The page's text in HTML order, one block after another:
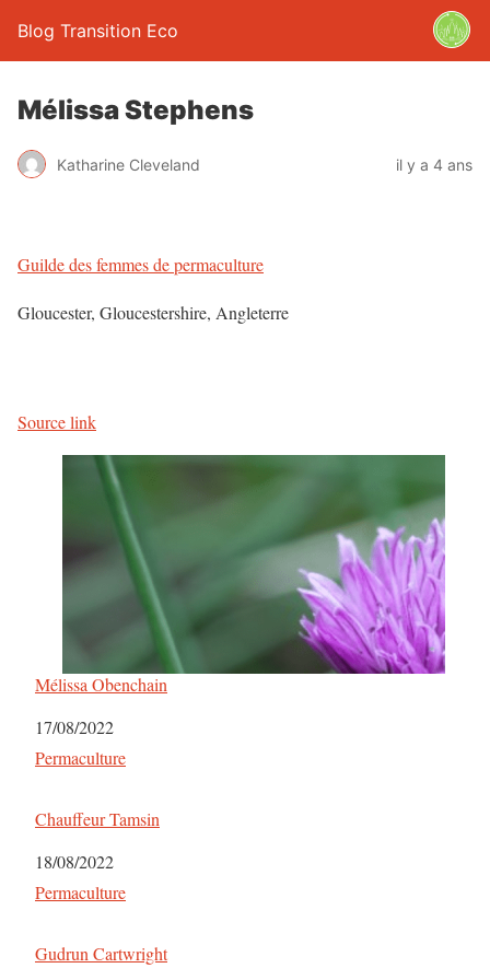
Blog Transition Eco
Mélissa Stephens
Katharine Cleveland il y a 4 ans
Guilde des femmes de permaculture
Gloucester, Gloucestershire, Angleterre
Source link
Mélissa Obenchain
Date
17/08/2022
Par rapport à
Permaculture
Chauffeur Tamsin
Date
18/08/2022
Par rapport à
Permaculture
Gudrun Cartwright